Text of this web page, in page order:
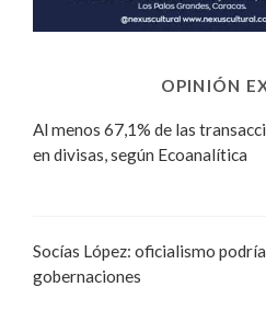
OPINIÓN
Al menos 67,1% de las
en divisas, según Ecoanalítica
Socías López: oficialismo
gobernaciones